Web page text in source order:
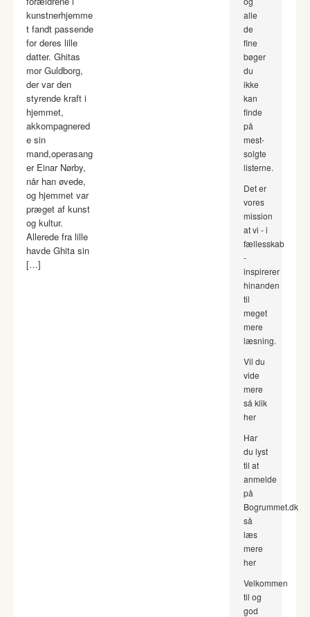
kunstnerhjemme
t fandt passende
for deres lille
datter. Ghitas
mor Guldborg,
der var den
styrende kraft i
hjemmet,
akkompagnered
e sin
mand,operasang
er Einar Nørby,
når han øvede,
og hjemmet var
præget af kunst
og kultur.
Allerede fra lille
havde Ghita sin
[…]
alle
de
fine
bøger
du
ikke
kan
finde
på
mest-
solgte
listerne.
Det er
vores
mission
at vi - i
fællesskab
-
inspirerer
hinanden
til
meget
mere
læsning.
Vil du
vide
mere
så klik
her
Har
du lyst
til at
anmelde
på
Bogrummet.dk
så
læs
mere
her
Velkommen
til og
god